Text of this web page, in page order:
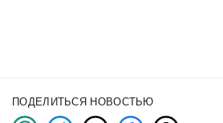
ПОДЕЛИТЬСЯ НОВОСТЬЮ